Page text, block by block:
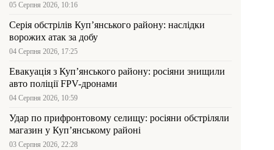
05 Серпня 2026, 10:16
Серія обстрілів Куп’янського району: наслідки
ворожих атак за добу
04 Серпня 2026, 17:25
Евакуація з Куп’янського району: росіяни знищили
авто поліції FPV-дронами
04 Серпня 2026, 10:59
Удар по прифронтовому селищу: росіяни обстріляли
магазин у Куп’янському районі
03 Серпня 2026, 22:28